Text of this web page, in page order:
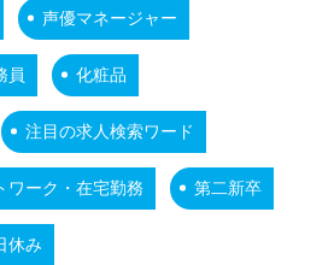
声優マネージャー
員 化粧品
注目の求人検索ワード
ワーク・在宅勤務 第二新卒
休み